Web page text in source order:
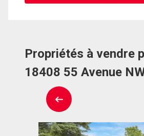
Propriétés à vendre
18408 55 Avenue